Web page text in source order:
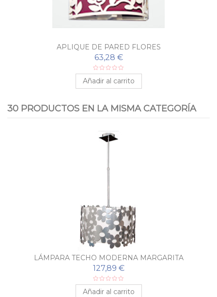
APLIQUE DE PARED FLORES
63,28 €
Añadir al carrito
30 PRODUCTOS EN LA MISMA CATEGORÍA
LÁMPARA TECHO MODERNA MARGARITA
127,89 €
Añadir al carrito